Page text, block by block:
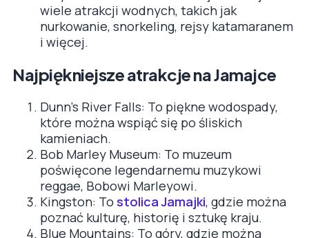
wiele atrakcji wodnych, takich jak
nurkowanie, snorkeling, rejsy katamaranem
i więcej.
Najpiękniejsze atrakcje na Jamajce
Dunn’s River Falls: To piękne wodospady,
które można wspiąć się po śliskich
kamieniach.
Bob Marley Museum: To muzeum
poświęcone legendarnemu muzykowi
reggae, Bobowi Marleyowi.
Kingston: To stolica Jamajki, gdzie można
poznać kulturę, historię i sztukę kraju.
Blue Mountains: To góry, gdzie można